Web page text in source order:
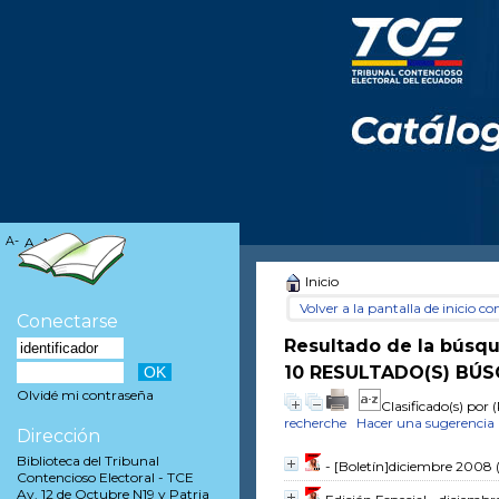
Inicio
Volver a la pantalla de inicio
Resultado de la
10 RESULTADO(S)
Clasificado(s) por
recherche
Hacer una sugerencia
- [Boletín]diciembre 2008
A- A A+
Conectarse
Olvidé mi contraseña
Dirección
Biblioteca del Tribunal
Contencioso Electoral - TCE
Av. 12 de Octubre N19 y Patria